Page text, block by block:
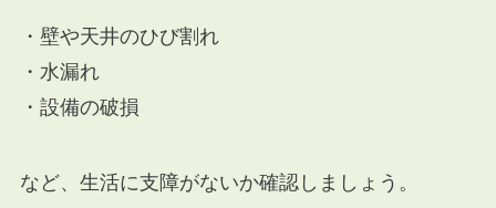
・壁や天井のひび割れ
・水漏れ
・設備の破損
など、生活に支障がないか確認しましょう。